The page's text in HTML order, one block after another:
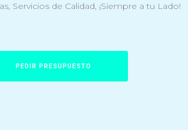
Servicios de Calidad, ¡Siempre a tu Lado!
PEDIR PRESUPUESTO